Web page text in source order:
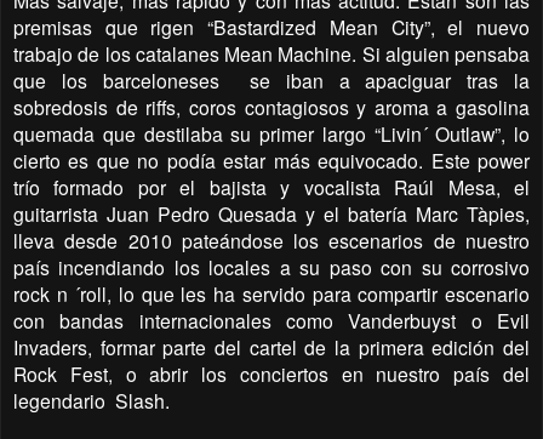
premisas que rigen “Bastardized Mean City”, el nuevo
trabajo de los catalanes Mean Machine. Si alguien pensaba
que los barceloneses
se iban a apaciguar tras la
sobredosis de riffs, coros contagiosos y aroma a gasolina
quemada que destilaba su primer largo “Livin´ Outlaw”, lo
cierto es que no podía estar más equivocado. Este power
trío formado por el bajista y vocalista Raúl Mesa, el
guitarrista Juan Pedro Quesada y el batería Marc Tàpies,
lleva desde 2010 pateándose los escenarios de nuestro
país incendiando los locales a su paso con su corrosivo
rock n ´roll, lo que les ha servido para compartir escenario
con bandas internacionales como Vanderbuyst o Evil
Invaders, formar parte del cartel de la primera edición del
Rock Fest, o abrir los conciertos en nuestro país del
legendario Slash.